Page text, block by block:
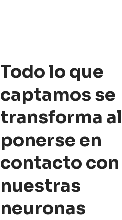
Todo lo que
captamos se
transforma al
ponerse en
contacto con
nuestras
neuronas